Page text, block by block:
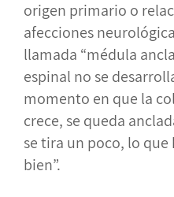
origen primario o
afecciones
llamada “médula
espinal no se
momento en que la
crece, se queda
se tira un poco, lo
bien”.